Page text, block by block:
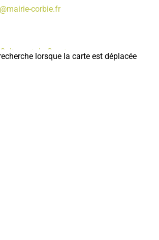
corbie.fr
et du Sport
lorsque la carte est déplacée